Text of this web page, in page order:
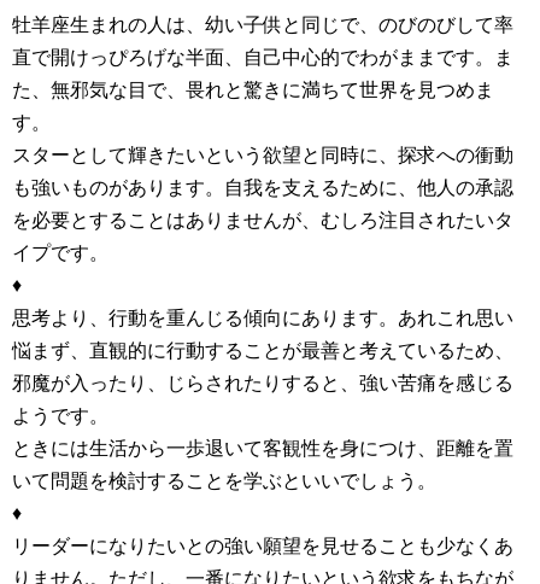
牡羊座生まれの人は、幼い子供と同じで、のびのびして率
直で開けっぴろげな半面、自己中心的でわがままです。ま
た、無邪気な目で、畏れと驚きに満ちて世界を見つめま
す。
スターとして輝きたいという欲望と同時に、探求への衝動
も強いものがあります。自我を支えるために、他人の承認
を必要とすることはありませんが、むしろ注目されたいタ
イプです。
♦
思考より、行動を重んじる傾向にあります。あれこれ思い
悩まず、直観的に行動することが最善と考えているため、
邪魔が入ったり、じらされたりすると、強い苦痛を感じる
ようです。
ときには生活から一歩退いて客観性を身につけ、距離を置
いて問題を検討することを学ぶといいでしょう。
♦
リーダーになりたいとの強い願望を見せることも少なくあ
りません。ただし、一番になりたいという欲求をもちなが